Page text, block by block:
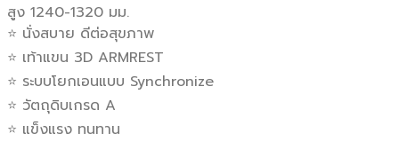
สูง 1240-1320 มม.
⭐ นั่งสบาย ดีต่อสุขภาพ
⭐ เท้าแขน 3D ARMREST
⭐ ระบบโยกเอนแบบ Synchronize
⭐ วัตถุดิบเกรด A
⭐ แข็งแรง ทนทาน